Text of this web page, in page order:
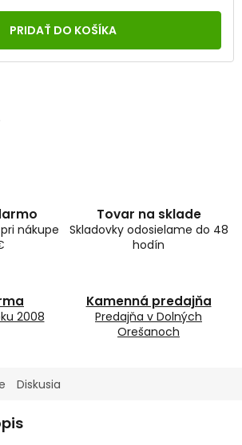
PRIDAŤ DO KOŠÍKA
nákupe
Tovar na sklade
Skladovky odosielame do 48
hodín
2008
Kamenná predajňa
Predajňa v Dolných
Orešanoch
Diskusia